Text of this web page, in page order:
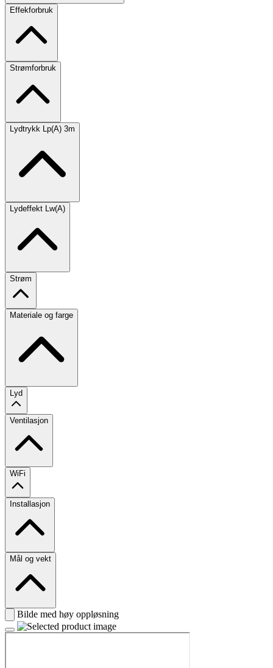
Effekforbruk
Strømforbruk
Lydtrykk Lp(A) 3m
Lydeffekt Lw(A)
Strøm
Materiale og farge
Lyd
Ventilasjon
WiFi
Installasjon
Mål og vekt
Bilde med høy oppløsning